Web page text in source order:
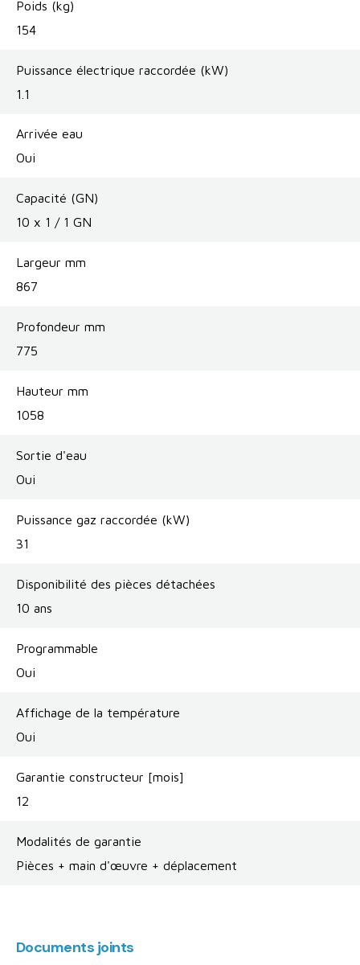
Poids (kg)
154
Puissance électrique raccordée (kW)
1.1
Arrivée eau
Oui
Capacité (GN)
10 x 1 / 1 GN
Largeur mm
867
Profondeur mm
775
Hauteur mm
1058
Sortie d'eau
Oui
Puissance gaz raccordée (kW)
31
Disponibilité des pièces détachées
10 ans
Programmable
Oui
Affichage de la température
Oui
Garantie constructeur [mois]
12
Modalités de garantie
Pièces + main d'œuvre + déplacement
Documents joints